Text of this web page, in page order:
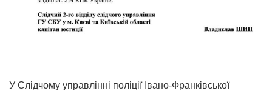
У Слідчому управлінні поліції Івано-Франківської